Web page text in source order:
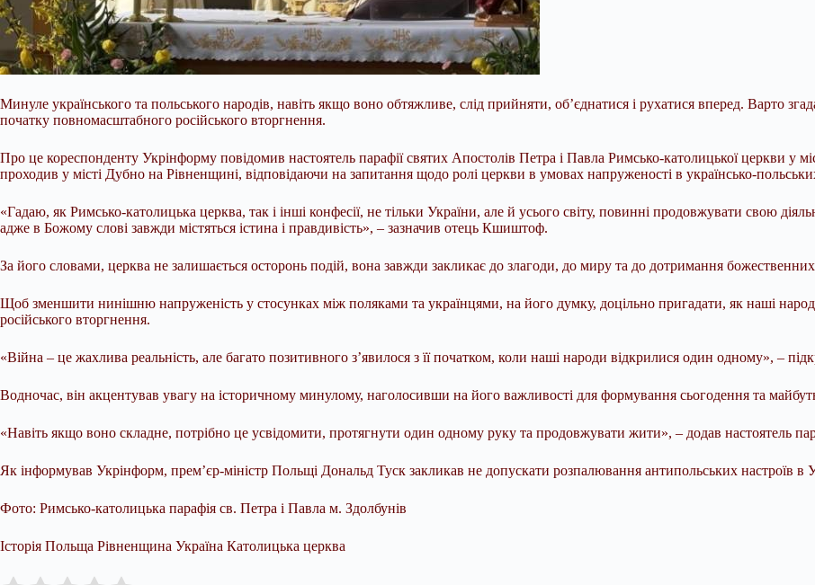
Минуле українського та польського народів, навіть якщо воно обтяжливе, слід прийняти, об’єднатися і рухатися вперед. Варто
початку повномасштабного російського вторгнення.
Про це кореспонденту Укрінформу повідомив настоятель парафії святих Апостолів Петра і Павла Римсько-католицької церкви у
проходив у місті Дубно на Рівненщині, відповідаючи на запитання щодо ролі церкви в умовах напруженості в українсько-
«Гадаю, як Римсько-католицька церква, так і інші конфесії, не тільки України, але й усього світу, повинні продовжувати свою
адже в Божому слові завжди містяться істина і правдивість», – зазначив отець Кшиштоф.
За його словами, церква не залишається осторонь подій, вона завжди закликає до злагоди, до миру та до дотримання
Щоб зменшити нинішню напруженість у стосунках між поляками та українцями, на його думку, доцільно пригадати, як наші
російського вторгнення.
«Війна – це жахлива реальність, але багато позитивного з’явилося з її початком, коли наші народи відкрилися один одному», –
Водночас, він акцентував увагу на історичному минулому, наголосивши на його важливості для формування сьогодення та
«Навіть якщо воно складне, потрібно це усвідомити, протягнути один одному руку та продовжувати жити», – додав настоятель
Як інформував Укрінформ, прем’єр-міністр Польщі Дональд Туск закликав не допускати розпалювання антипольських настроїв в
Фото: Римсько-католицька парафія св. Петра і Павла м. Здолбунів
Історія Польща Рівненщина Україна Католицька церква